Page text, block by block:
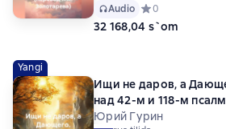
Audio Средний рейтинг
0
32 168,04 s`om
Yangi
Ищи не даров, а
над 42-м и 118-м
Юрий Гурин